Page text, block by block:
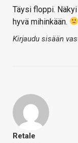
Täysi floppi.
hyvä mihinkään.
Kirjaudu sisään
Retale